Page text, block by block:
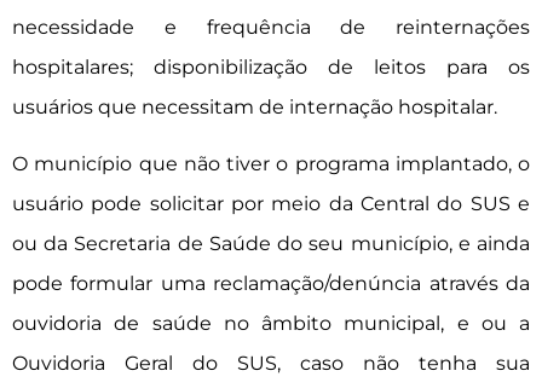
necessidade e frequência de reinternações
hospitalares; disponibilização de leitos para os
usuários que necessitam de internação hospitalar.
O município que não tiver o programa implantado, o
usuário pode solicitar por meio da Central do SUS e
ou da Secretaria de Saúde do seu município, e ainda
pode formular uma reclamação/denúncia através da
ouvidoria de saúde no âmbito municipal, e ou a
Ouvidoria Geral do SUS, caso não tenha sua